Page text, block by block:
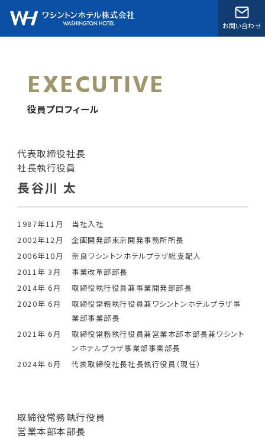
EXECUTIVE
役員プロフィール
代表取締役社長
社長執行役員
長谷川 太
1987年11月
当社入社
2002年12月
企画開発部東京開発事務所所長
2006年10月
奈良ワシントンホテルプラザ総支配人
2011年 3月
事業改革部部長
2014年 6月
取締役執行役員兼事業開発部部長
2020年 6月
取締役常務執行役員兼ワシントンホテルプラザ事
業部事業部長
2021年 6月
取締役常務執行役員兼営業本部本部長兼ワシント
ンホテルプラザ事業部事業部長
2024年 6月
代表取締役社長社長執行役員（現任）
取締役常務執行役員
営業本部本部長
お問い合わせ